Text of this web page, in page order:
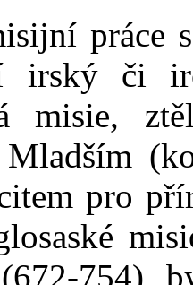
práce
irský či
misie,
Mladším
pro
754),